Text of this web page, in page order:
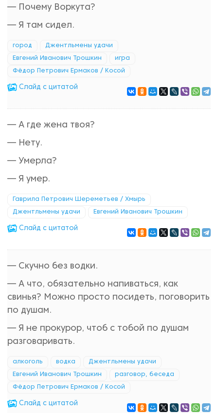
— Почему Воркута?
— Я там сидел.
город Джентльмены удачи
Евгений Иванович Трошкин игра
Фёдор Петрович Ермаков / Косой
Cлайд с цитатой
— А где жена твоя?
— Нету.
— Умерла?
— Я умер.
Гаврила Петрович Шереметьев / Хмырь
Джентльмены удачи Евгений Иванович Трошкин
Cлайд с цитатой
— Скучно без водки.
— А что, обязательно напиваться, как
свинья? Можно просто посидеть, поговорить
по душам.
— Я не прокурор, чтоб с тобой по душам
разговаривать.
алкоголь водка Джентльмены удачи
Евгений Иванович Трошкин разговор, беседа
Фёдор Петрович Ермаков / Косой
Cлайд с цитатой